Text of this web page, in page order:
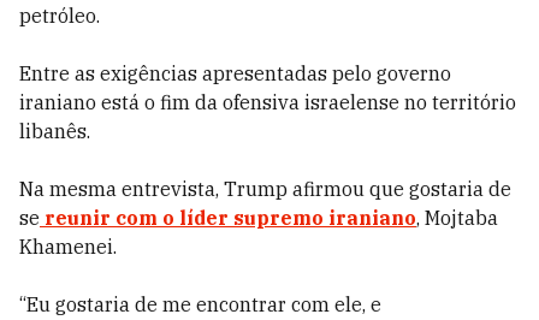
petróleo.
Entre as exigências apresentadas pelo governo
iraniano está o fim da ofensiva israelense no território
libanês.
Na mesma entrevista, Trump afirmou que gostaria de
se reunir com o líder supremo iraniano, Mojtaba
Khamenei.
“Eu gostaria de me encontrar com ele, e